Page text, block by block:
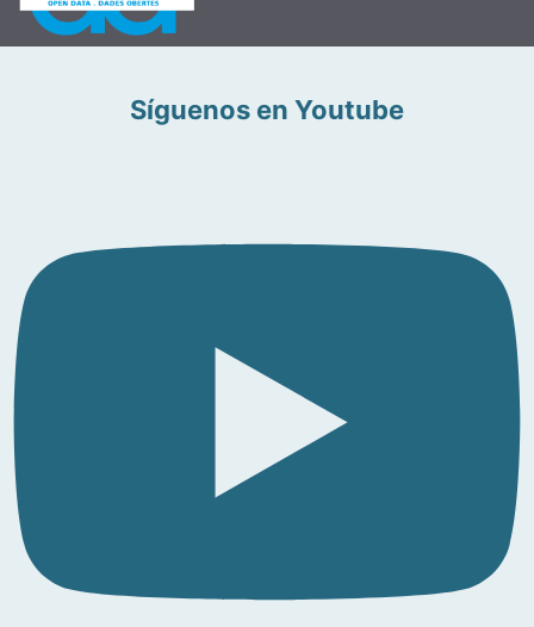
Síguenos en Youtube